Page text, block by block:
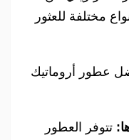
مختلفة للعثور
عطور أروماتيك
تتوفر العطور